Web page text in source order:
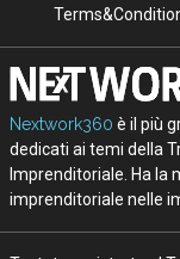
Nextwork360 è il più
dedicati ai temi della
Imprenditoriale. Ha la
imprenditoriale nelle